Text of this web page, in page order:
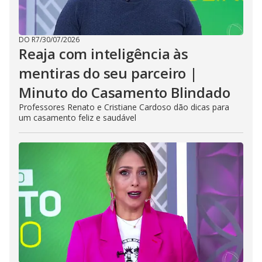
DO R7/30/07/2026
Reaja com inteligência às
mentiras do seu parceiro |
Minuto do Casamento Blindado
Professores Renato e Cristiane Cardoso dão dicas para
um casamento feliz e saudável